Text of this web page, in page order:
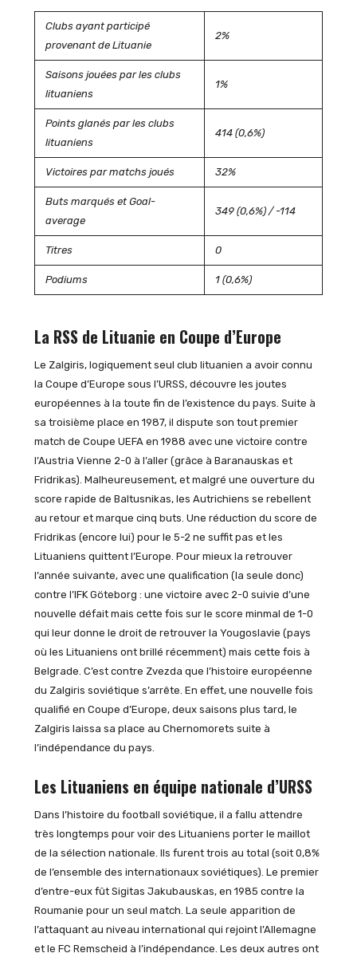
Clubs ayant participé
provenant de Lituanie
2%
Saisons jouées par les clubs
lituaniens
1%
Points glanés par les clubs
lituaniens
414 (0,6%)
Victoires par matchs joués 32%
Buts marqués et Goal-
average
349 (0,6%) / -114
Titres 0
Podiums 1 (0,6%)
La RSS de Lituanie en Coupe d’Europe
Le Zalgiris, logiquement seul club lituanien a avoir connu
la Coupe d’Europe sous l’URSS, découvre les joutes
européennes à la toute fin de l’existence du pays. Suite à
sa troisième place en 1987, il dispute son tout premier
match de Coupe UEFA en 1988 avec une victoire contre
l’Austria Vienne 2-0 à l’aller (grâce à Baranauskas et
Fridrikas). Malheureusement, et malgré une ouverture du
score rapide de Baltusnikas, les Autrichiens se rebellent
au retour et marque cinq buts. Une réduction du score de
Fridrikas (encore lui) pour le 5-2 ne suffit pas et les
Lituaniens quittent l’Europe. Pour mieux la retrouver
l’année suivante, avec une qualification (la seule donc)
contre l’IFK Göteborg : une victoire avec 2-0 suivie d’une
nouvelle défait mais cette fois sur le score minmal de 1-0
qui leur donne le droit de retrouver la Yougoslavie (pays
où les Lituaniens ont brillé récemment) mais cette fois à
Belgrade. C’est contre Zvezda que l’histoire européenne
du Zalgiris soviétique s’arrête. En effet, une nouvelle fois
qualifié en Coupe d’Europe, deux saisons plus tard, le
Zalgiris laissa sa place au Chernomorets suite à
l’indépendance du pays.
Les Lituaniens en équipe nationale d’URSS
Dans l’histoire du football soviétique, il a fallu attendre
très longtemps pour voir des Lituaniens porter le maillot
de la sélection nationale. Ils furent trois au total (soit 0,8%
de l’ensemble des internationaux soviétiques). Le premier
d’entre-eux fût Sigitas Jakubauskas, en 1985 contre la
Roumanie pour un seul match. La seule apparition de
l’attaquant au niveau international qui rejoint l’Allemagne
et le FC Remscheid à l’indépendance. Les deux autres ont